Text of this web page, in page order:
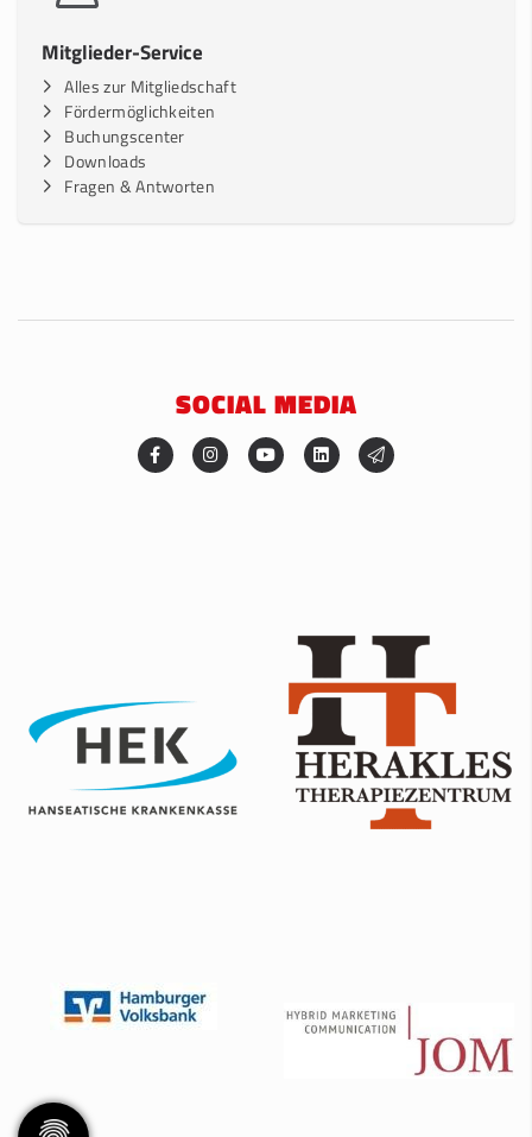
Mitglieder-Service
Alles zur Mitgliedschaft
Fördermöglichkeiten
Buchungscenter
Downloads
Fragen & Antworten
SOCIAL MEDIA